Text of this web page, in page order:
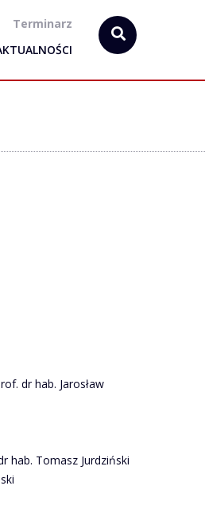
Terminarz
dr hab. Jarosław
hab. Tomasz Jurdziński